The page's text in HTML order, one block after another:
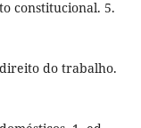
constitucional. 5.
do trabalho.